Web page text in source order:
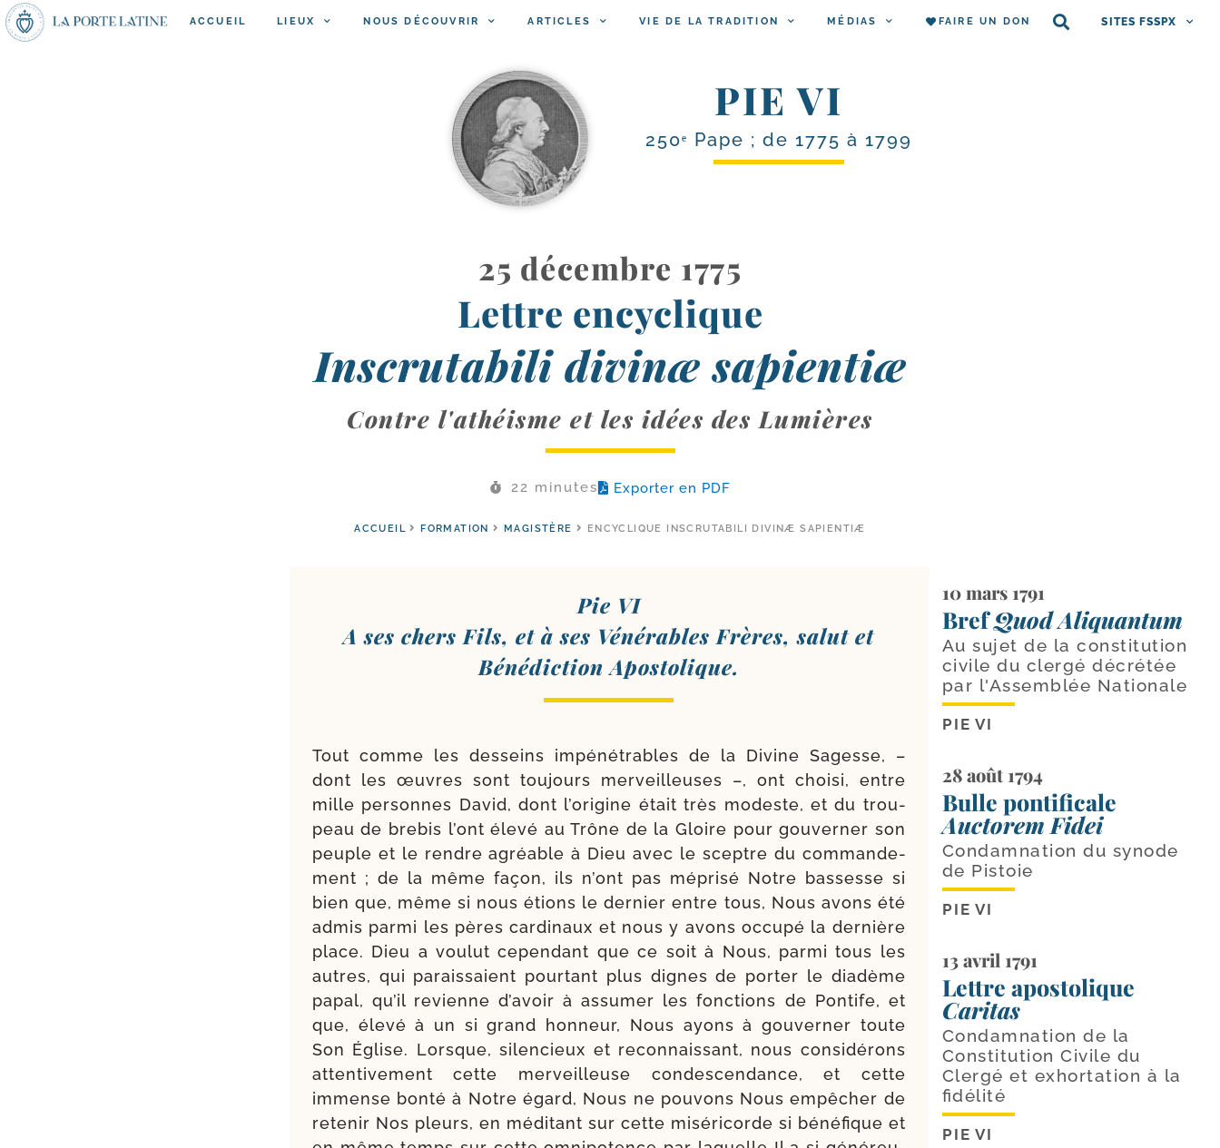
ACCUEIL LIEUX NOUS DÉCOUVRIR ARTICLES VIE DE LA TRADITION MÉDIAS FAIRE UN DON SITES FSSPX
PIE VI
250ᵉ Pape ; de 1775 à 1799
25 décembre 1775
Lettre encyclique
Inscrutabili divinæ sapientiæ
Contre l'athéisme et les idées des Lumières
22 minutes Exporter en PDF
ACCUEIL FORMATION MAGISTÈRE ENCYCLIQUE INSCRUTABILI DIVINÆ SAPIENTIÆ
Pie VI
A ses chers Fils, et à ses Vénérables Frères, salut et
Bénédiction Apostolique.
Tout comme les des­seins impé­né­trables de la Divine Sagesse, –
dont les œuvres sont tou­jours mer­veilleuses –, ont choi­si, entre
mille per­sonnes David, dont l’origine était très modeste, et du trou­
peau de bre­bis l’ont éle­vé au Trône de la Gloire pour gou­ver­ner son
peuple et le rendre agréable à Dieu avec le sceptre du com­man­de­
ment ; de la même façon, ils n’ont pas mépri­sé Notre bas­sesse si
bien que, même si nous étions le der­nier entre tous, Nous avons été
admis par­mi les pères car­di­naux et nous y avons occu­pé la der­nière
place. Dieu a vou­lut cepen­dant que ce soit à Nous, par­mi tous les
autres, qui parais­saient pour­tant plus dignes de por­ter le dia­dème
papal, qu’il revienne d’avoir à assu­mer les fonc­tions de Pontife, et
que, éle­vé à un si grand hon­neur, Nous ayons à gou­ver­ner toute
Son Église. Lorsque, silen­cieux et recon­nais­sant, nous consi­dé­rons
atten­ti­ve­ment cette mer­veilleuse condes­cen­dance, et cette
immense bon­té à Notre égard, Nous ne pou­vons Nous empê­cher de
rete­nir Nos pleurs, en médi­tant sur cette misé­ri­corde si béné­fique et
10 mars 1791
BrefQuod Aliquantum
Au sujet de la constitution
civile du clergé décrétée
par l'Assemblée Nationale
PIE VI
28 août 1794
Bulle pontificale
Auctorem Fidei
Condamnation du synode
de Pistoie
PIE VI
13 avril 1791
Lettre apostolique
Caritas
Condamnation de la
Constitution Civile du
Clergé et exhortation à la
fidélité
PIE VI